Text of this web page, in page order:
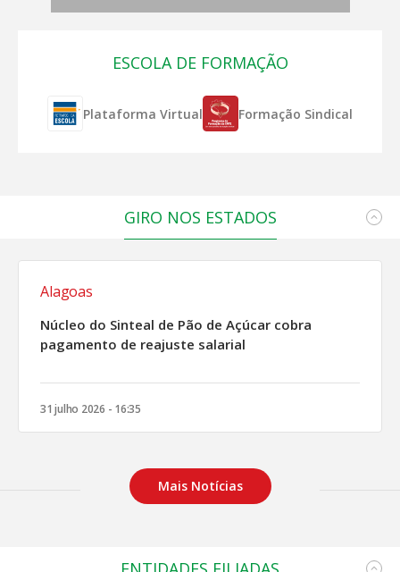
ESCOLA DE FORMAÇÃO
Plataforma Virtual Formação Sindical
GIRO NOS ESTADOS
Alagoas
Núcleo do Sinteal de Pão de Açúcar cobra
pagamento de reajuste salarial
31 julho 2026 - 16:35
Mais Notícias